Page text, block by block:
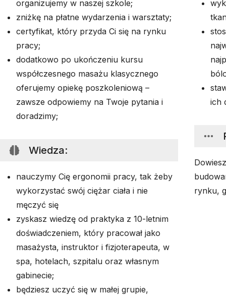
organizujemy w naszej szkole;
zniżkę na płatne wydarzenia i warsztaty;
certyfikat, który przyda Ci się na rynku
pracy;
dodatkowo po ukończeniu kursu
współczesnego masażu klasycznego
oferujemy opiekę poszkoleniową –
zawsze odpowiemy na Twoje pytania i
doradzimy;
Wiedza:
nauczymy Cię ergonomii pracy, tak żeby
wykorzystać swój ciężar ciała i nie
męczyć się
zyskasz wiedzę od praktyka z 10-letnim
doświadczeniem, który pracował jako
masażysta, instruktor i fizjoterapeuta, w
spa, hotelach, szpitalu oraz własnym
gabinecie;
będziesz uczyć się w małej grupie,
ich
rynku,